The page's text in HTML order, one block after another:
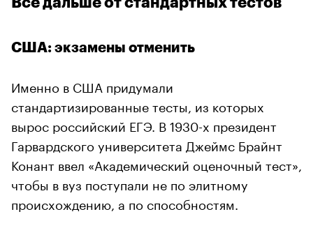
США: экзамены отменить
Именно в США придумали
стандартизированные тесты, из которых
вырос российский ЕГЭ. В 1930-х президент
Гарвардского университета Джеймс Брайнт
Конант ввел «Академический оценочный тест»,
чтобы в вуз поступали не по элитному
происхождению, а по способностям.